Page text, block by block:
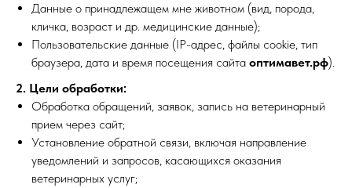
Данные о принадлежащем мне животном (вид, порода,
кличка, возраст и др. медицинские данные);
Пользовательские данные (IP-адрес, файлы cookie, тип
браузера, дата и время посещения сайта оптимавет.рф).
2. Цели обработки:
Обработка обращений, заявок, запись на ветеринарный
прием через сайт;
Установление обратной связи, включая направление
уведомлений и запросов, касающихся оказания
ветеринарных услуг;